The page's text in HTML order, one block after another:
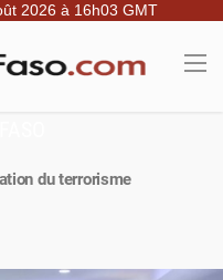
2026 à 16h03 GMT
du terrorisme